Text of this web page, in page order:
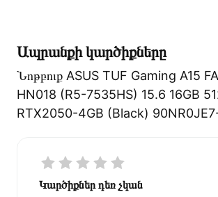
կատարվում է 14 օրվա ընթացքում:
Ապրանքի կարծիքները
Նոթբուք ASUS TUF Gaming A15
HN018 (R5-7535HS) 15.6 16GB
RTX2050-4GB (Black)
Կարծիքներ դեռ չկան